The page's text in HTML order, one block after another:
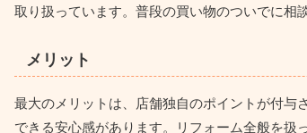
取り扱っています。普段の買い物のついでに相
メリット
最大のメリットは、 店舗独自のポイントが付与
できる安心感があります。リフォーム全般を扱